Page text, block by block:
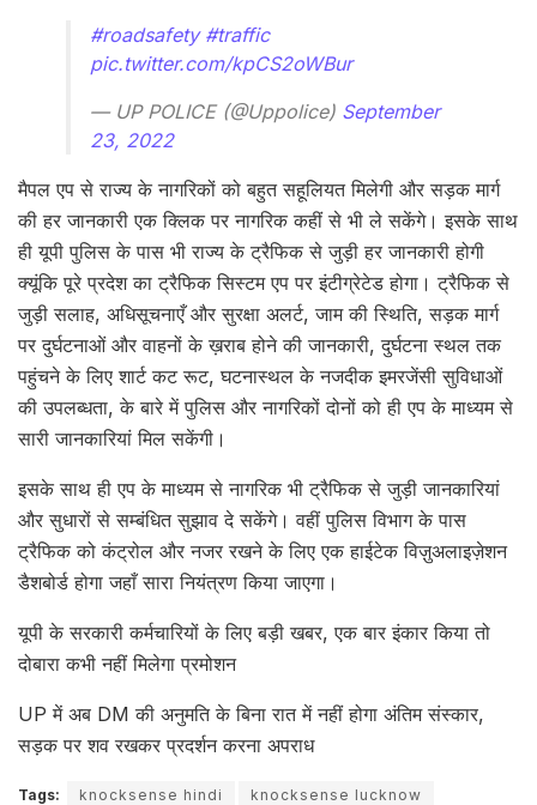
#roadsafety #traffic
pic.twitter.com/kpCS2oWBur
— UP POLICE (@Uppolice) September
23, 2022
मैपल एप से राज्य के नागरिकों को बहुत सहूलियत मिलेगी और सड़क मार्ग
की हर जानकारी एक क्लिक पर नागरिक कहीं से भी ले सकेंगे। इसके साथ
ही यूपी पुलिस के पास भी राज्य के ट्रैफिक से जुड़ी हर जानकारी होगी
क्यूंकि पूरे प्रदेश का ट्रैफिक सिस्टम एप पर इंटीग्रेटेड होगा। ट्रैफिक से
जुड़ी सलाह, अधिसूचनाएँ और सुरक्षा अलर्ट, जाम की स्थिति, सड़क मार्ग
पर दुर्घटनाओं और वाहनों के ख़राब होने की जानकारी, दुर्घटना स्थल तक
पहुंचने के लिए शार्ट कट रूट, घटनास्थल के नजदीक इमरजेंसी सुविधाओं
की उपलब्धता, के बारे में पुलिस और नागरिकों दोनों को ही एप के माध्यम से
सारी जानकारियां मिल सकेंगी।
इसके साथ ही एप के माध्यम से नागरिक भी ट्रैफिक से जुड़ी जानकारियां
और सुधारों से सम्बंधित सुझाव दे सकेंगे। वहीं पुलिस विभाग के पास
ट्रैफिक को कंट्रोल और नजर रखने के लिए एक हाईटेक विज़ुअलाइज़ेशन
डैशबोर्ड होगा जहाँ सारा नियंत्रण किया जाएगा।
यूपी के सरकारी कर्मचारियों के लिए बड़ी खबर, एक बार इंकार किया तो
दोबारा कभी नहीं मिलेगा प्रमोशन
UP में अब DM की अनुमति के बिना रात में नहीं होगा अंतिम संस्कार,
सड़क पर शव रखकर प्रदर्शन करना अपराध
Tags: knocksense hindi
knocksense lucknow